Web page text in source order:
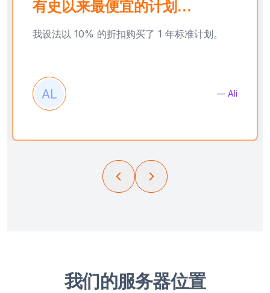
有史以来最便宜的计划...
我设法以 10% 的折扣购买了 1 年标准计划。
— Ali
我们的服务器位置